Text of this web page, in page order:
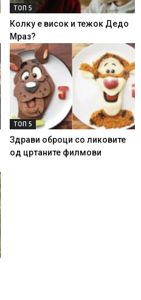
ТОП 5
Колку е висок и тежок Дедо
Мраз?
ТОП 5
Здрави оброци со ликовите
од цртаните филмови